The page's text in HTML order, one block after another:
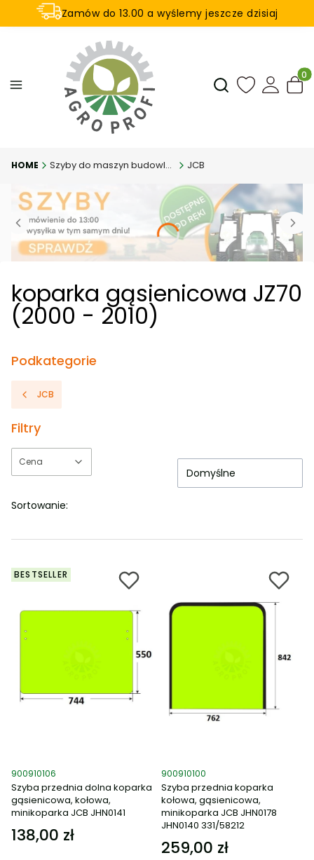
Zamów do 13.00 a wyślemy jeszcze dzisiaj
U nas na zwrot aż 21 dni
Otwórz
Szyby do maszyn budowlanych JCB
koparka gąsienicowa JZ70
(2000 - 2010)
Podkategorie
JCB
Filtry
Cena
Sortowanie:
Domyślne
BESTSELLER
Kod produktu
900910106
Szyba przednia dolna koparka
gąsienicowa, kołowa,
minikoparka JCB JHN0141
Cena
138,00 zł
Kod produktu
900910100
Szyba przednia koparka
kołowa, gąsienicowa,
minikoparka JCB JHN0178
JHN0140 331/58212
Cena
259,00 zł